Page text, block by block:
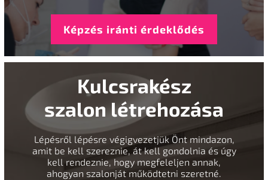
Képzés iránti érdeklődés
Kulcsrakész
szalon létrehozása
Lépésről lépésre végigvezetjük Önt mindazon,
amit be kell szereznie, át kell gondolnia és úgy
kell rendeznie, hogy megfeleljen annak,
ahogyan szalonját működtetni szeretné.